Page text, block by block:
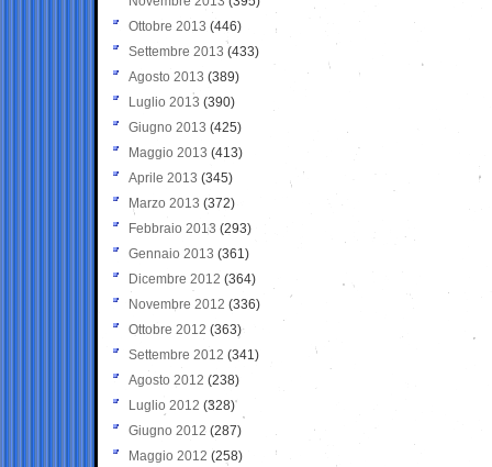
Ottobre 2013 (446)
Settembre 2013 (433)
Agosto 2013 (389)
Luglio 2013 (390)
Giugno 2013 (425)
Maggio 2013 (413)
Aprile 2013 (345)
Marzo 2013 (372)
Febbraio 2013 (293)
Gennaio 2013 (361)
Dicembre 2012 (364)
Novembre 2012 (336)
Ottobre 2012 (363)
Settembre 2012 (341)
Agosto 2012 (238)
Luglio 2012 (328)
Giugno 2012 (287)
Maggio 2012 (258)